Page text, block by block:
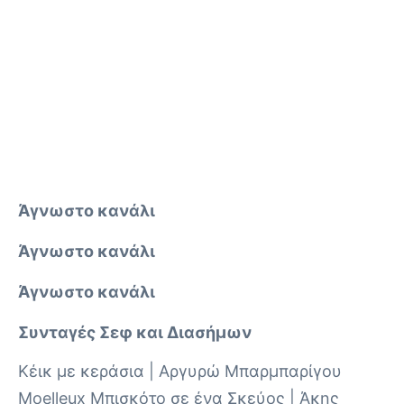
Άγνωστο κανάλι
Άγνωστο κανάλι
Άγνωστο κανάλι
Συνταγές Σεφ και Διασήμων
Κέικ με κεράσια | Αργυρώ Μπαρμπαρίγου
Moelleux Μπισκότο σε ένα Σκεύος | Άκης